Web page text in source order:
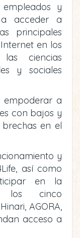
y
a acceder a
principales
en los
ciencias
y sociales
empoderar a
con bajos y
en el
y
así como
en la
los cinco
AGORA,
acceso a